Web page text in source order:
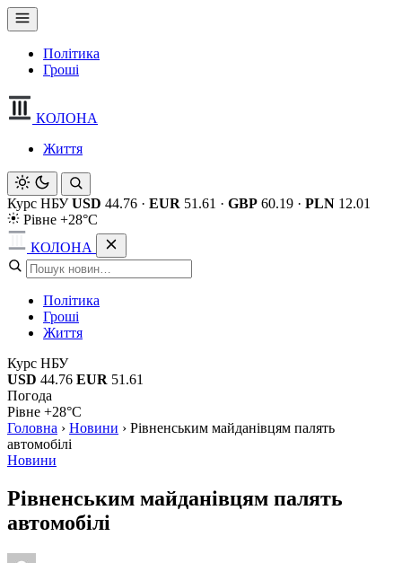
Політика
Гроші
КОЛОНА
Життя
Курс НБУ USD 44.76 · EUR 51.61 · GBP 60.19 · PLN 12.01
Рівне +28°C
КОЛОНА
Політика
Гроші
Життя
Курс НБУ
USD 44.76 EUR 51.61
Погода
Рівне +28°C
Головна › Новини › Рівненським майданівцям палять
автомобілі
Новини
Рівненським майданівцям палять
автомобілі